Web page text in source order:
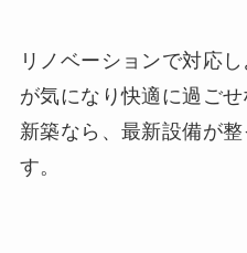
リノベーションで対応
が気になり快適に過ご
新築なら、最新設備が
す。